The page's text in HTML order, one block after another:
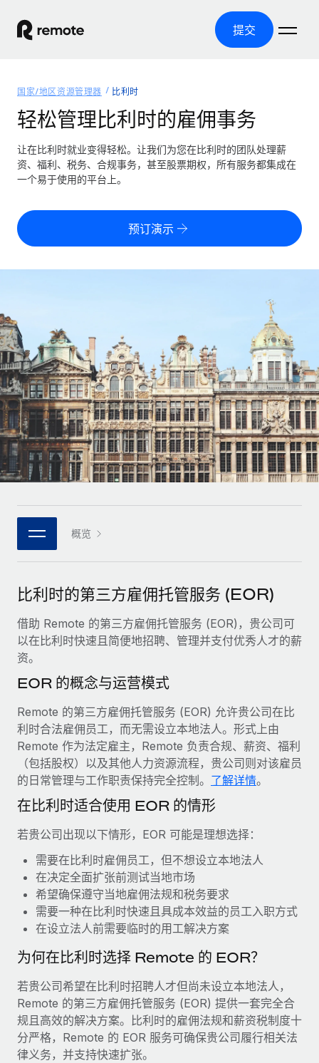
提交
产品
全球招聘
全球薪资管理
轻松运行合规薪资
零实体成本实现全球扩张
PEO
外包复杂雇佣任务
基础设施
Remote Embedded
将人力资源无缝融入工作流程
团队的内置核心人力资源功能
连接 新的
使用我们的 MCP 将任何人工智能工具与 Remote 平台相连
借助核心业务工具简化流程
服务
获得全球人力资源与合规方面的专家帮助
背景调查
简化候选人筛选流程
合规守望台
防范合规风险
设备管理
在全球范围内配置和跟踪 IT 设备
实体设立
快速建立合规实体
人员调配与搬迁
轻松搬迁员工
福利
轻松管理员工福利
覆盖全球
美国各州浏览器
成长阶段
初创企业
为成长型企业量身打造的全球敏捷型人力资源与薪资解决方案
中型市场
通过定制化人力资源解决方案扩展团队
企业
与我们携手合作
战略技术合作伙伴
与我们共探合作机遇
案例研究
资源
工具与计算器
误分类风险计算工具
合同工薪酬结算计算器
探索全球合同工的结算货币选项与结算速度
通过 REMOTE 学习
研究与指引
案例研究
人力资源术语表
核对表和模板
职位描述库
网络研讨会
活动
新闻室
薪金与人才洞察
洞察中心
获得支持
查看全部资源
博客
EOR compliance
As the global workforce continues to expand in response
to the demands of today’s labor market, the...
了解更多
What a Workday global payroll implementation
actually looks like
Most teams hear "payroll implementation" and picture a
six-month project with a dedicated team....
了解更多
定价
中文（简体）
English
Nederlands
Français
Deutsch
Español
Italiano
Português (Portugal)
日本語
한국어
中文（简体）
国家/地区资源管理器 比利时
轻松管理比利时的雇佣事务
让在比利时就业变得轻松。让我们为您在比利时的团队处理薪
资、福利、税务、合规事务，甚至股票期权，所有服务都集成在
一个易于使用的平台上。
预订演示
概览
比利时的第三方雇佣托管服务 (EOR)
借助 Remote 的第三方雇佣托管服务 (EOR)，贵公司可
以在比利时快速且简便地招聘、管理并支付优秀人才的薪
资。
EOR 的概念与运营模式
Remote 的第三方雇佣托管服务 (EOR) 允许贵公司在比
利时合法雇佣员工，而无需设立本地法人。形式上由
Remote 作为法定雇主，Remote 负责合规、薪资、福利
（包括股权）以及其他人力资源流程，贵公司则对该雇员
的日常管理与工作职责保持完全控制。 了解详情。
在比利时适合使用 EOR 的情形
若贵公司出现以下情形，EOR 可能是理想选择：
需要在比利时雇佣员工，但不想设立本地法人
在决定全面扩张前测试当地市场
希望确保遵守当地雇佣法规和税务要求
需要一种在比利时快速且具成本效益的员工入职方式
在设立法人前需要临时的用工解决方案
为何在比利时选择 Remote 的 EOR？
若贵公司希望在比利时招聘人才但尚未设立本地法人，
Remote 的第三方雇佣托管服务 (EOR) 提供一套完全合
规且高效的解决方案。比利时的雇佣法规和薪资税制度十
分严格，Remote 的 EOR 服务可确保贵公司履行相关法
律义务，并支持快速扩张。